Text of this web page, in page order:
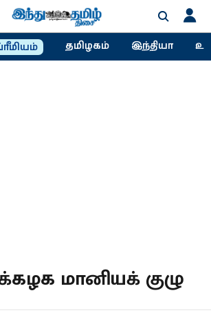
தமிழகம் இந்தியா
மானியக் குழு